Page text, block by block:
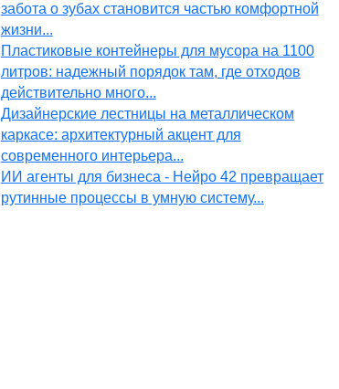
забота о зубах становится частью комфортной
жизни...
Пластиковые контейнеры для мусора на 1100
литров: надежный порядок там, где отходов
действительно много...
Дизайнерские лестницы на металлическом
каркасе: архитектурный акцент для
современного интерьера...
ИИ агенты для бизнеса - Нейро 42 превращает
рутинные процессы в умную систему...